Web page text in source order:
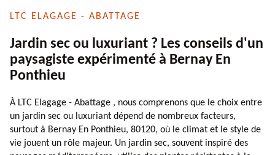
LTC ELAGAGE - ABATTAGE
Jardin sec ou luxuriant ? Les conseils d'un
paysagiste expérimenté à Bernay En
Ponthieu
À LTC Elagage - Abattage , nous comprenons que le choix entre
un jardin sec ou luxuriant dépend de nombreux facteurs,
surtout à Bernay En Ponthieu, 80120, où le climat et le style de
vie jouent un rôle majeur. Un jardin sec, souvent inspiré des